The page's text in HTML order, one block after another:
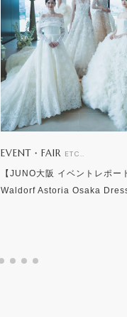
EVENT・FAIR ETC..
【JUNO大阪 イベントレポー
Waldorf Astoria Osaka